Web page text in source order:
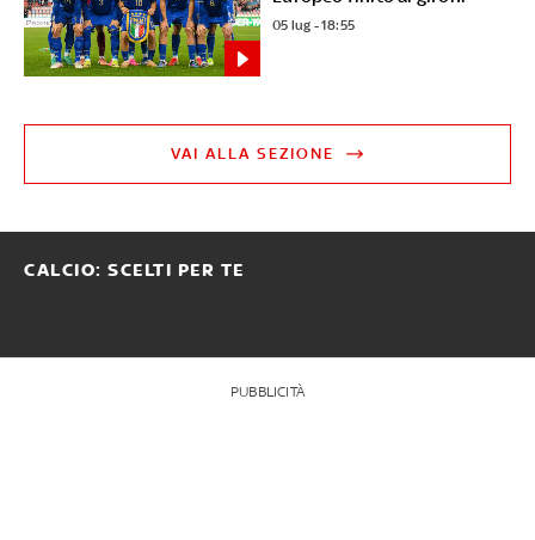
05 lug - 18:55
VAI ALLA SEZIONE
CALCIO: SCELTI PER TE
PUBBLICITÀ